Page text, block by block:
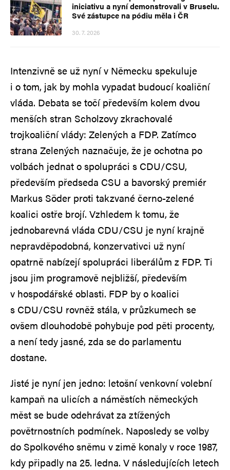
iniciativu a nyní demonstrovali v Bruselu.
Své zástupce na pódiu měla i ČR
30. 7. 2026
Intenzivně se už nyní v Německu spekuluje
i o tom, jak by mohla vypadat budoucí koaliční
vláda. Debata se točí především kolem dvou
menších stran Scholzovy zkrachovalé
trojkoaliční vlády: Zelených a FDP. Zatímco
strana Zelených naznačuje, že je ochotna po
volbách jednat o spolupráci s CDU/CSU,
především předseda CSU a bavorský premiér
Markus Söder proti takzvané černo-zelené
koalici ostře brojí. Vzhledem k tomu, že
jednobarevná vláda CDU/CSU je nyní krajně
nepravděpodobná, konzervativci už nyní
opatrně nabízejí spolupráci liberálům z FDP. Ti
jsou jim programově nejbližší, především
v hospodářské oblasti. FDP by o koalici
s CDU/CSU rovněž stála, v průzkumech se
ovšem dlouhodobě pohybuje pod pěti procenty,
a není tedy jasné, zda se do parlamentu
dostane.
Jisté je nyní jen jedno: letošní venkovní volební
kampaň na ulicích a náměstích německých
měst se bude odehrávat za ztížených
povětrnostních podmínek. Naposledy se volby
do Spolkového sněmu v zimě konaly v roce 1987,
kdy připadly na 25. ledna. V následujících letech